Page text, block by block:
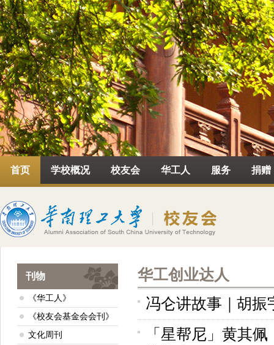
首页 学校概况 校友会 华工人 服务 捐赠
刊物
《华工人》
《校友会基金会会刊》
文化周刊
华工创业达人
冯仑讲故事｜胡振
「星帮尼」黄其